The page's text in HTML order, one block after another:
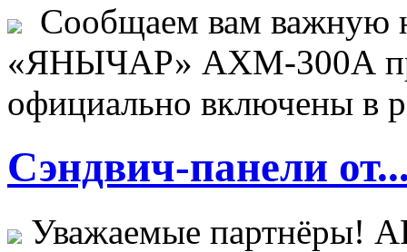
Сообщаем вам важную
«ЯНЫЧАР» АХМ-300А
официально включены в
Сэндвич-панели
Уважаемые